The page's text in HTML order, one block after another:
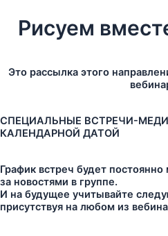
Рисуем
Это рассылка этого
СПЕЦИАЛЬНЫЕ ВСТРЕЧИ-
КАЛЕНДАРНОЙ ДАТОЙ
График встреч будет
за новостями в группе.
И на будущее учитывайте
присутствуя на любом из